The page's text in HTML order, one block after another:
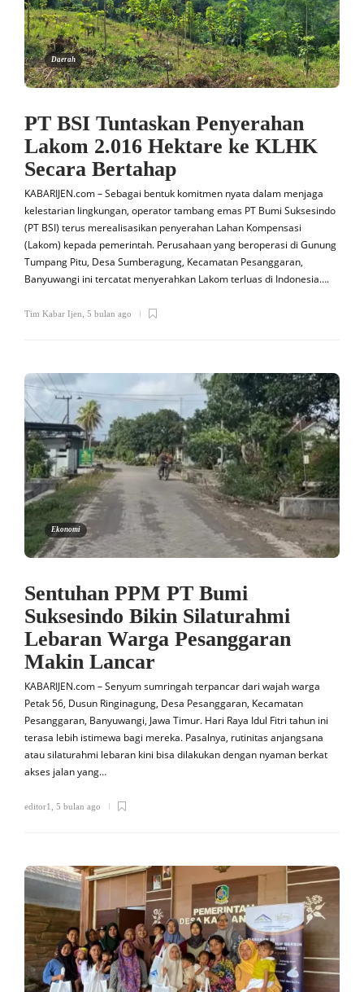
Daerah
PT BSI Tuntaskan Penyerahan
Lakom 2.016 Hektare ke KLHK
Secara Bertahap
KABARIJEN.com – Sebagai bentuk komitmen nyata dalam menjaga
kelestarian lingkungan, operator tambang emas PT Bumi Suksesindo
(PT BSI) terus merealisasikan penyerahan Lahan Kompensasi
(Lakom) kepada pemerintah. Perusahaan yang beroperasi di Gunung
Tumpang Pitu, Desa Sumberagung, Kecamatan Pesanggaran,
Banyuwangi ini tercatat menyerahkan Lakom terluas di Indonesia….
Tim Kabar Ijen 5 bulan ago
Ekonomi
Sentuhan PPM PT Bumi
Suksesindo Bikin Silaturahmi
Lebaran Warga Pesanggaran
Makin Lancar
KABARIJEN.com – Senyum sumringah terpancar dari wajah warga
Petak 56, Dusun Ringinagung, Desa Pesanggaran, Kecamatan
Pesanggaran, Banyuwangi, Jawa Timur. Hari Raya Idul Fitri tahun ini
terasa lebih istimewa bagi mereka. Pasalnya, rutinitas anjangsana
atau silaturahmi lebaran kini bisa dilakukan dengan nyaman berkat
akses jalan yang…
editor1, 5 bulan ago